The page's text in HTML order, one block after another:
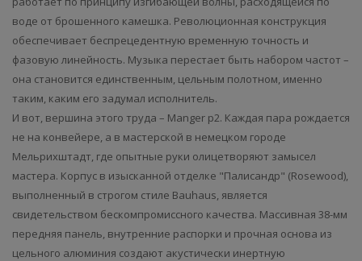
воде от брошенного камешка. Революционная конструкция
обеспечивает беспрецедентную временную точность и
фазовую линейность. Музыка перестает быть набором частот –
она становится единственным, цельным полотном, именно
таким, каким его задумал исполнитель.
И вот, вершина этого труда – Manger p2. Каждая пара рождается
не на конвейере, а в мастерской в ​​немецком городе
Мельрихштадт, где опытные руки олицетворяют замысел
мастера. Корпус в изысканной отделке "Палисандр" (Rosewood),
выполненный в строгом стиле Bauhaus, является
свидетельством бескомпромиссного качества. Массивная 38-мм
передняя панель, внутренние распорки и прочная основа из
цельного алюминия создают акустически инертную